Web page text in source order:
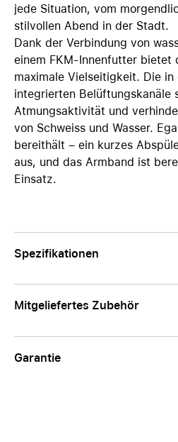
jede Situation, vom
stilvollen Abend in der Stadt.
Dank der Verbindung von
einem FKM-Innenfutter bietet
maximale Vielseitigkeit. Die
integrierten Belüftungskanäle
Atmungsaktivität und
von Schweiss und Wasser.
bereithält – ein kurzes
aus, und das Armband ist
Einsatz.
Spezifikationen
Mitgeliefertes Zubehör
Garantie